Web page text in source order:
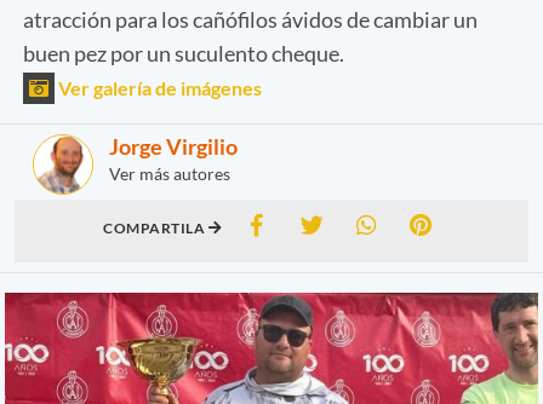
atracción para los cañófilos ávidos de cambiar un
buen pez por un suculento cheque.
Ver galería de imágenes
Jorge Virgilio
Ver más autores
COMPARTILA